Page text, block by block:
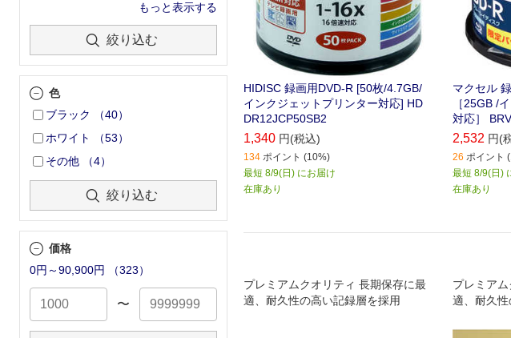
もっと表示する
絞り込む
色
ブラック
（40）
ホワイト
（53）
その他
（4）
絞り込む
価格
0円～90,900円
（323）
〜
HIDISC 録画用DVD-R [50枚/4.7GB/
インクジェットプリンター対応] HD
DR12JCP50SB2
1,340 円(税込)
134 ポイント (10%)
最短 8/9(日) にお届け
在庫あり
マクセル
［25GB /
対応］
2,532 円(
26 ポイント
最短 8/9(日)
在庫あり
プレミアムクオリティ 長期保存に最
適、耐久性の高い記録層を採用
プレミア
適、耐久